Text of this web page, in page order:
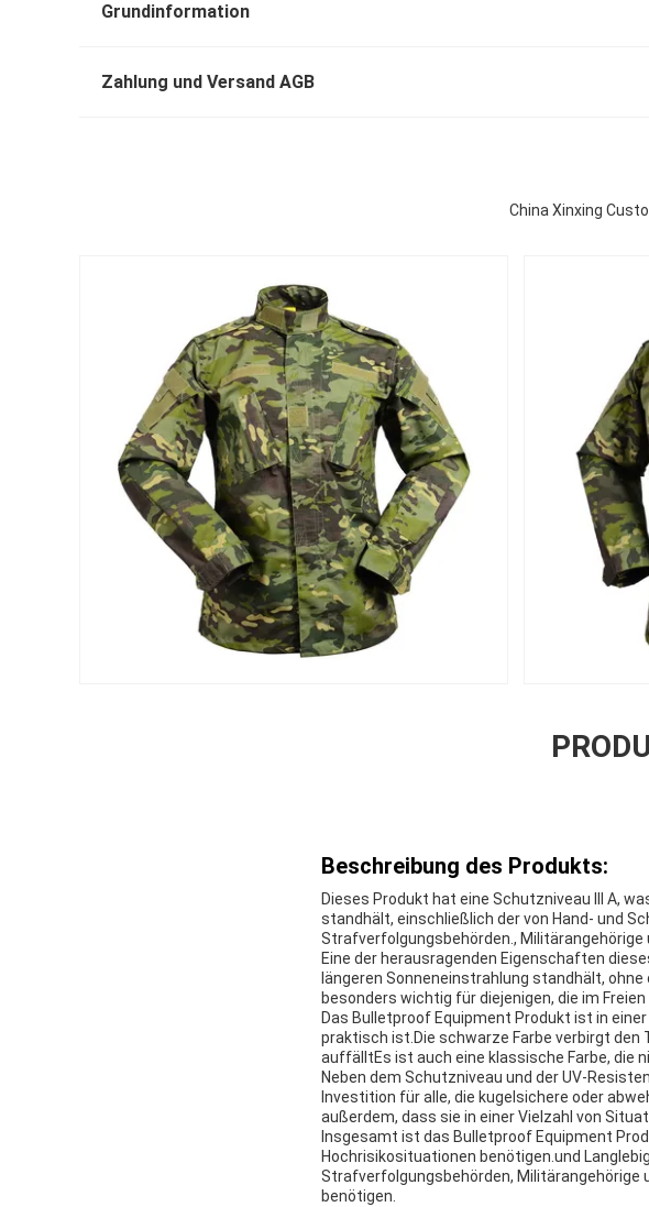
Grundinformation
Zahlung und Versand AGB
China Xinxing
Beschreibung des Produkts:
Dieses Produkt hat eine Schutzniveau III A,
standhält, einschließlich der von Hand- und
Strafverfolgungsbehörden., Militärangehörige
Eine der herausragenden Eigenschaften
längeren Sonneneinstrahlung standhält,
besonders wichtig für diejenigen, die im
Das Bulletproof Equipment Produkt ist in
praktisch ist.Die schwarze Farbe verbirgt
auffälltEs ist auch eine klassische Farbe, die
Neben dem Schutzniveau und der UV-
Investition für alle, die kugelsichere oder
außerdem, dass sie in einer Vielzahl von
Insgesamt ist das Bulletproof Equipment
Hochrisikosituationen benötigen.und
Strafverfolgungsbehörden, Militärangehörige
benötigen.